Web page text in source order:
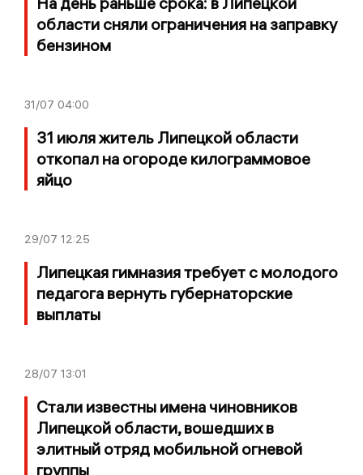
области сняли ограничения на заправку
бензином
31/07 04:00
31 июля житель Липецкой области
откопал на огороде килограммовое
яйцо
29/07 12:25
Липецкая гимназия требует с молодого
педагога вернуть губернаторские
выплаты
28/07 13:01
Стали известны имена чиновников
Липецкой области, вошедших в
элитный отряд мобильной огневой
группы